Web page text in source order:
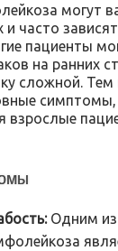
могут
часто
пациенты
на ранних
сложной. Тем
взрослые
Одним из